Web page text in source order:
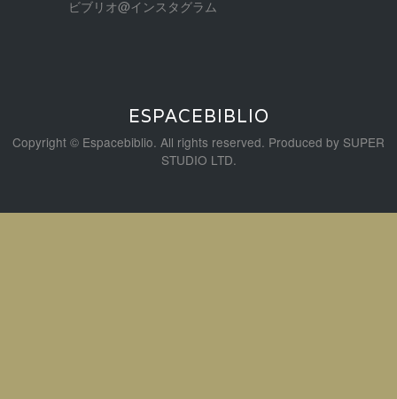
ビブリオ@インスタグラム
ESPACEBIBLIO
Copyright © Espacebiblio. All rights reserved. Produced by SUPER
STUDIO LTD.